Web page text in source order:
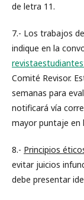
de letra 11.
7.- Los trabajos
indique en la
Comité Revisor.
semanas para
notificará vía
mayor puntaje en
8.- Principios
evitar juicios
debe presentar